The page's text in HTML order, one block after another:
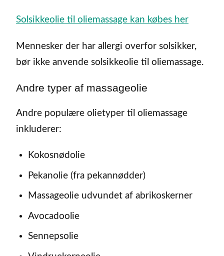
Solsikkeolie til oliemassage kan købes her
Mennesker der har allergi overfor solsikker,
bør ikke anvende solsikkeolie til oliemassage.
Andre typer af massageolie
Andre populære olietyper til oliemassage
inkluderer:
Kokosnødolie
Pekanolie (fra pekannødder)
Massageolie udvundet af abrikoskerner
Avocadoolie
Sennepsolie